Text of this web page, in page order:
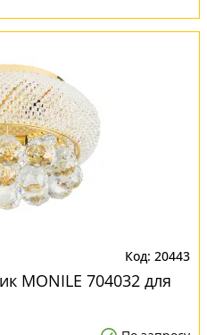
20443
MONILE 704032 для